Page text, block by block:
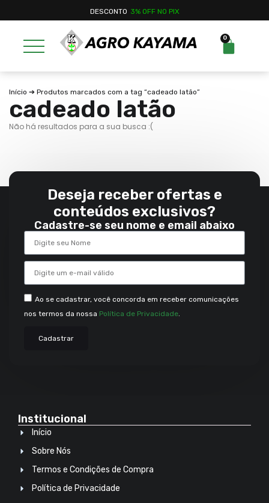
DESCONTO 3% OFF NO PIX
0
Início ➔ Produtos marcados com a tag “cadeado latão”
cadeado latão
Não há resultados para a sua busca :(
Deseja receber ofertas e
conteúdos exclusivos?
Cadastre-se seu nome e email abaixo
Ao se cadastrar, você concorda em receber comunicações
nos termos da nossa Política de Privacidade
Cadastrar
Institucional
Início
Sobre Nós
Termos e Condições de Compra
Política de Privacidade